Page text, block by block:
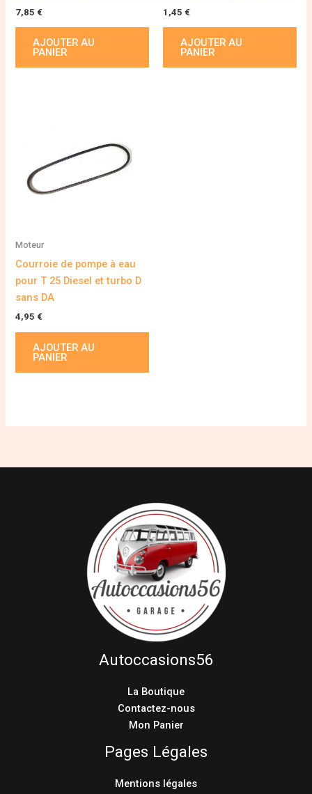
7,85 €
AJOUTER AU
PANIER
1,45 €
AJOUTER AU
PANIER
Moteur
Courroie de pompe à eau
pour T 25 Diesel et turbo D
sans DA
4,95 €
AJOUTER AU
PANIER
Autoccasions56
La Boutique
Contactez-nous
Mon Panier
Pages Légales
Mentions légales